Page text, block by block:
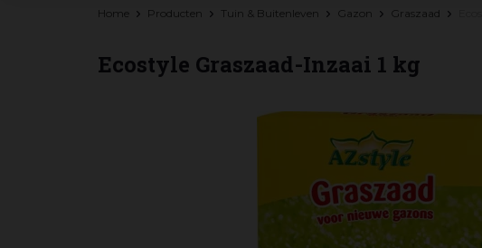
Home Producten Tuin & Buitenleven Gazon Graszaad
Ecostyle Graszaad-Inzaai 1 kg